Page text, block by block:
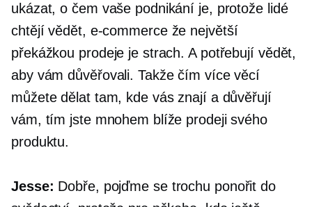
ukázat, o čem vaše podnikání je, protože lidé
chtějí vědět, e-commerceže největší
překážkou prodeje je strach. A potřebují vědět,
aby vám důvěřovali. Takže čím více věcí
můžete dělat tam, kde vás znají a důvěřují
vám, tím jste mnohem blíže prodeji svého
produktu.
Jesse: Dobře, pojďme se trochu ponořit do